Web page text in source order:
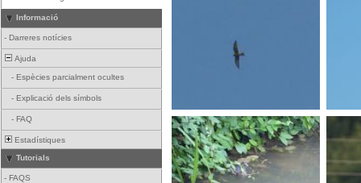
Informació
- Darreres notícies
Ajuda
- Espècies parcialment ocultes
- Explicació dels símbols
- FAQ
Estadístiques
Tutorials
- FAQS